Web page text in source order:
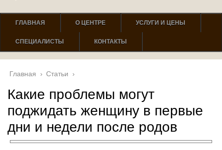
ГЛАВНАЯ О ЦЕНТРЕ УСЛУГИ И ЦЕНЫ
СПЕЦИАЛИСТЫ КОНТАКТЫ
Главная › Статьи ›
Какие проблемы могут
поджидать женщину в первые
дни и недели после родов